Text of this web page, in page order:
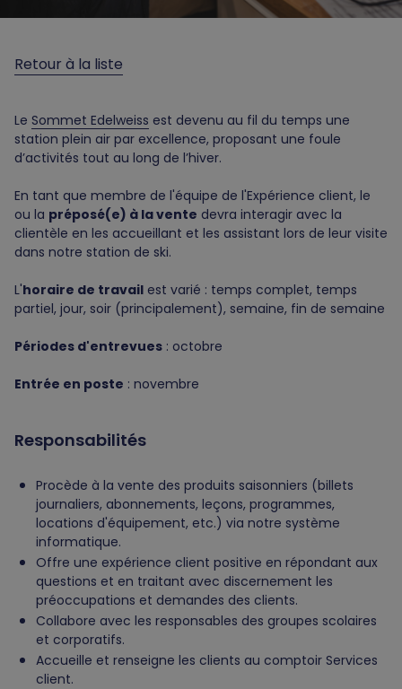
Retour à la liste
Le Sommet Edelweiss est devenu au fil du temps une
station plein air par excellence, proposant une foule
d’activités tout au long de l’hiver.
En tant que membre de l'équipe de l'Expérience client, le
ou la préposé(e) à la vente devra interagir avec la
clientèle en les accueillant et les assistant lors de leur visite
dans notre station de ski.
L'horaire de travail est varié : temps complet, temps
partiel, jour, soir (principalement), semaine, fin de semaine
Périodes d'entrevues : octobre
Entrée en poste : novembre
Responsabilités
Procède à la vente des produits saisonniers (billets
journaliers, abonnements, leçons, programmes,
locations d'équipement, etc.) via notre système
informatique.
Offre une expérience client positive en répondant aux
questions et en traitant avec discernement les
préoccupations et demandes des clients.
Collabore avec les responsables des groupes scolaires
et corporatifs.
Accueille et renseigne les clients au comptoir Services
client.